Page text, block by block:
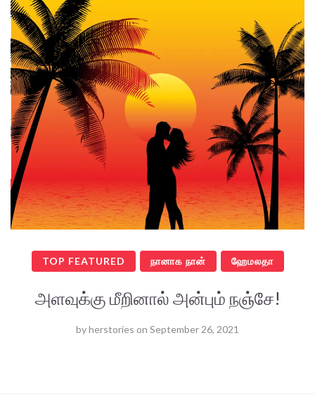
TOP FEATURED நானாக நான் ஹேமலதா
அளவுக்கு மீறினால் அன்பும் நஞ்சே!
byherstories on September 26, 2021